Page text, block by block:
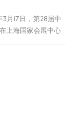
月17日，第28届中
上海国家会展中心
展会时间：
如有任何疑问和需
提供专业的质构解
泛的合作机会，和
网：